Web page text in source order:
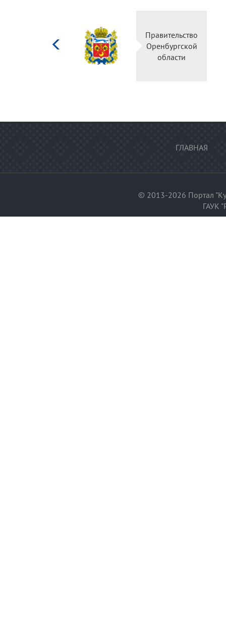
культуры
Российской
Правительство
Оренбургской
области
ГЛАВНАЯ
© 2013-2026 Портал
ГАУК